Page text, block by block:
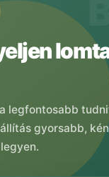
legfontosabb
gyorsabb,